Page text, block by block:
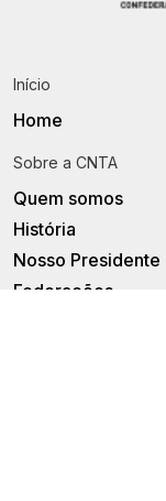
Início
Home
Sobre a CNTA
Quem somos
História
Nosso Presidente
Federações